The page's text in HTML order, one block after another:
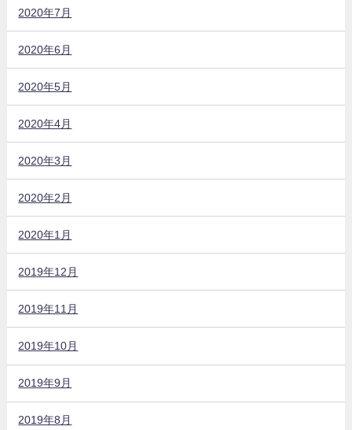
2020年7月
2020年6月
2020年5月
2020年4月
2020年3月
2020年2月
2020年1月
2019年12月
2019年11月
2019年10月
2019年9月
2019年8月